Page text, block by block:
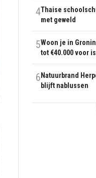
4Thaise
met geweld
5Woon je in
tot €40.000 voor
6 Natuurbrand
blijft nablussen